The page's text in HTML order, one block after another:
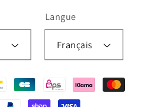
Langue
Français